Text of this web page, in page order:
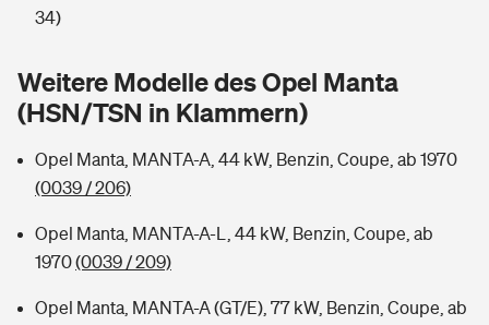
Tools
Hochwasser-Check: Wie gefährdet ist Ihr Haus?
Sie haben Fragen?
Handyversicherung
Private Cyberversicherung
Zur Übersicht
Rentenrechner: Wie viel Geld bekomme ich im Alter?
34)
Weitere Modelle des Opel Manta
(HSN/TSN in Klammern)
Opel Manta, MANTA-A, 44 kW, Benzin, Coupe, ab 1970
(0039 / 206)
Opel Manta, MANTA-A-L, 44 kW, Benzin, Coupe, ab
1970(0039 / 209)
Opel Manta, MANTA-A (GT/E), 77 kW, Benzin, Coupe, ab